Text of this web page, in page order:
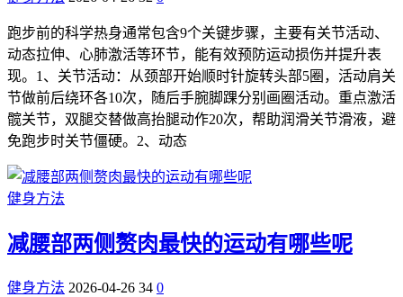
跑步前的科学热身通常包含9个关键步骤，主要有关节活动、
动态拉伸、心肺激活等环节，能有效预防运动损伤并提升表
现。1、关节活动：从颈部开始顺时针旋转头部5圈，活动肩关
节做前后绕环各10次，随后手腕脚踝分别画圈活动。重点激活
髋关节，双腿交替做高抬腿动作20次，帮助润滑关节滑液，避
免跑步时关节僵硬。2、动态
健身方法
减腰部两侧赘肉最快的运动有哪些呢
健身方法 2026-04-26 34 0